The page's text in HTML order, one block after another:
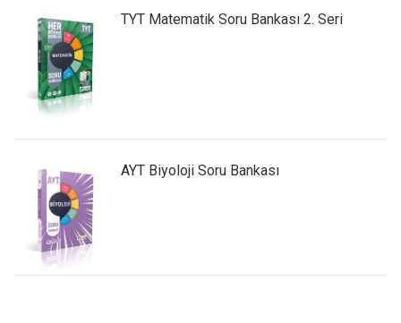
TYT Matematik Soru Bankası 2. Seri
AYT Biyoloji Soru Bankası